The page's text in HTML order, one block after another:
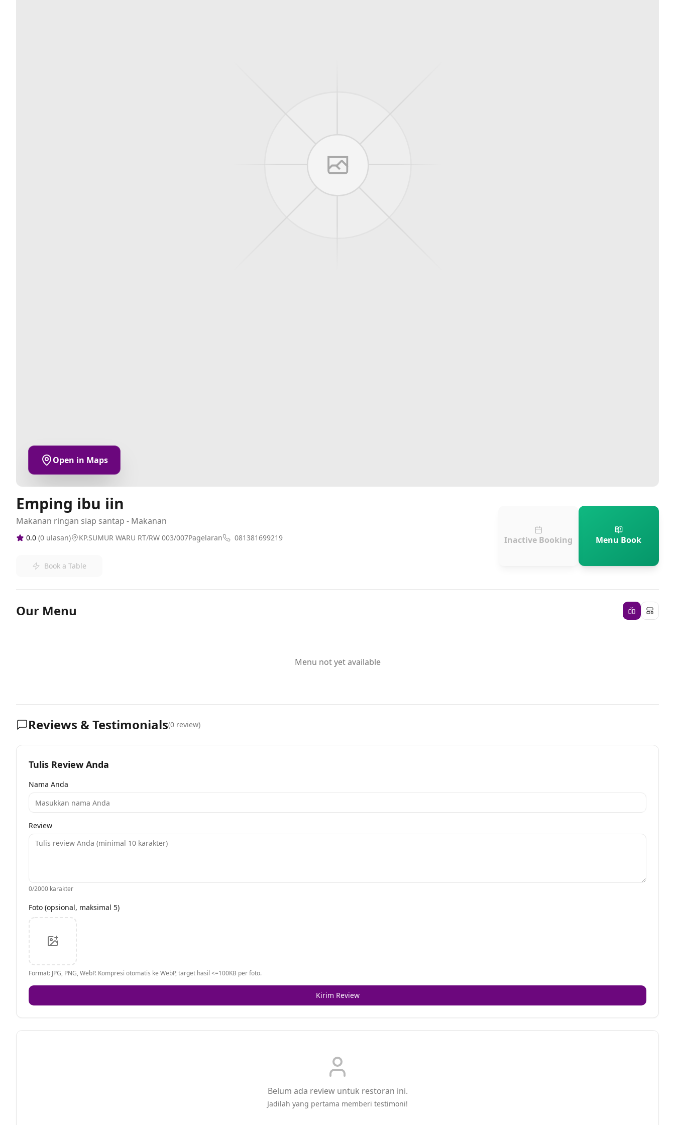
Open in Maps
Emping ibu iin
Makanan ringan siap santap - Makanan
0.0 (0 ulasan) KP.SUMUR WARU RT/RW 003/007Pagelaran 081381699219
Book a Table
Inactive Booking Menu Book
Our Menu
Menu not yet available
Reviews & Testimonials(0 review)
Tulis Review Anda
Nama Anda
Review
0/2000 karakter
Foto (opsional, maksimal 5)
Format: JPG, PNG, WebP. Kompresi otomatis ke WebP, target hasil <=100KB per foto.
Kirim Review
Belum ada review untuk restoran ini.
Jadilah yang pertama memberi testimoni!